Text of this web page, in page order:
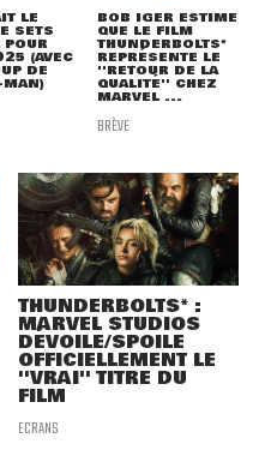
LE
SETS
POUR
(AVEC
DE
BOB IGER ESTIME
QUE LE FILM
THUNDERBOLTS*
REPRÉSENTE LE
''RETOUR DE LA
QUALITÉ'' CHEZ
MARVEL ...
BRÈVE
THUNDERBOLTS* :
MARVEL STUDIOS
DÉVOILE/SPOILE
OFFICIELLEMENT LE
''VRAI'' TITRE DU
FILM
ECRANS